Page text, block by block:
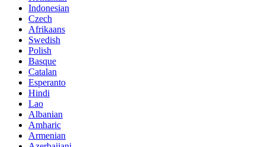
Indonesian
Czech
Afrikaans
Swedish
Polish
Basque
Catalan
Esperanto
Hindi
Lao
Albanian
Amharic
Armenian